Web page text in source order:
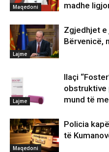
Maqedoni
madhe
Lajme
Zgjedhjet e
Bërvenicë,
Lajme
Ilaçi
obstruktive
mund të
Maqedoni
Policia
të